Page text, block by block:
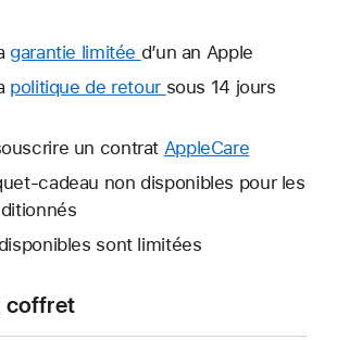
garantie limitée Une
nouvelle
d’un an Apple
politique de retour Une
fenêtre
sous 14 jours
un contrat AppleCare
nouvelle
cadeau non disponibles pour les
sont limitées
coffret